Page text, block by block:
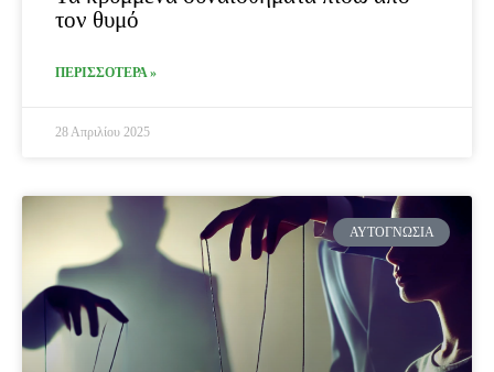
τον θυμό
ΠΕΡΙΣΣΟΤΕΡΑ »
28 Απριλίου 2025
ΑΥΤΟΓΝΩΣΊΑ